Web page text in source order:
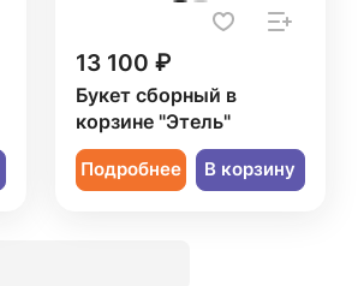
13 100 ₽
Букет сборный в
корзине "Этель"
Подробнее В корзину